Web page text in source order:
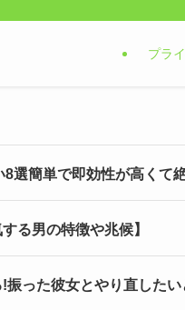
プラ
選簡単で即効性が高くて絶
る男の特徴や兆候】
った彼女とやり直したい